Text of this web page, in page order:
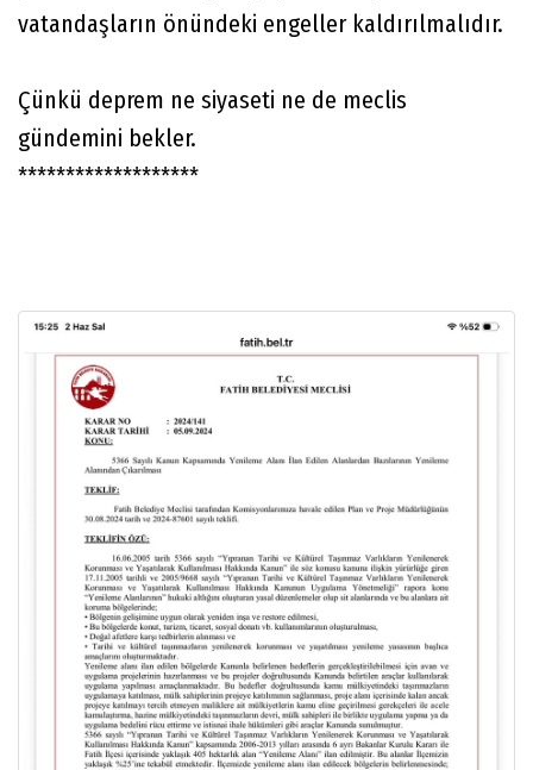
vatandaşların önündeki engeller kaldırılmalıdır.
Çünkü deprem ne siyaseti ne de meclis
gündemini bekler.
*******************